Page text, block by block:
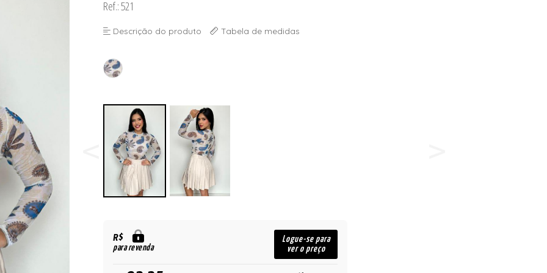
Ref.: 521
Descrição do produto Tabela de medidas
R$
para revenda
Logue-se para
ver o preço